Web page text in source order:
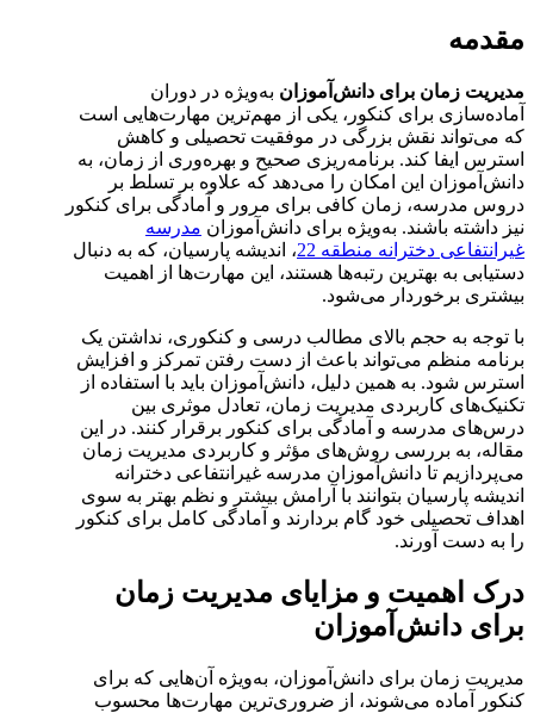
مقدمه
مدیریت زمان برای دانش‌آموزان به‌ویژه در دوران
آماده‌سازی برای کنکور، یکی از مهم‌ترین مهارت‌هایی است
که می‌تواند نقش بزرگی در موفقیت تحصیلی و کاهش
استرس ایفا کند. برنامه‌ریزی صحیح و بهره‌وری از زمان، به
دانش‌آموزان این امکان را می‌دهد که علاوه بر تسلط بر
دروس مدرسه، زمان کافی برای مرور و آمادگی برای کنکور
نیز داشته باشند. به‌ویژه برای دانش‌آموزان مدرسه
غیرانتفاعی دخترانه منطقه 22
، اندیشه پارسیان، که به دنبال
دستیابی به بهترین رتبه‌ها هستند، این مهارت‌ها از اهمیت
بیشتری برخوردار می‌شود.
با توجه به حجم بالای مطالب درسی و کنکوری، نداشتن یک
برنامه منظم می‌تواند باعث از دست رفتن تمرکز و افزایش
استرس شود. به همین دلیل، دانش‌آموزان باید با استفاده از
تکنیک‌های کاربردی مدیریت زمان، تعادل موثری بین
درس‌های مدرسه و آمادگی برای کنکور برقرار کنند. در این
مقاله، به بررسی روش‌های مؤثر و کاربردی مدیریت زمان
می‌پردازیم تا دانش‌آموزان مدرسه غیرانتفاعی دخترانه
اندیشه پارسیان بتوانند با آرامش بیشتر و نظم بهتر به سوی
اهداف تحصیلی خود گام بردارند و آمادگی کامل برای کنکور
را به دست آورند.
درک اهمیت و مزایای مدیریت زمان
برای دانش‌آموزان
مدیریت زمان برای دانش‌آموزان، به‌ویژه آن‌هایی که برای
کنکور آماده می‌شوند، از ضروری‌ترین مهارت‌ها محسوب